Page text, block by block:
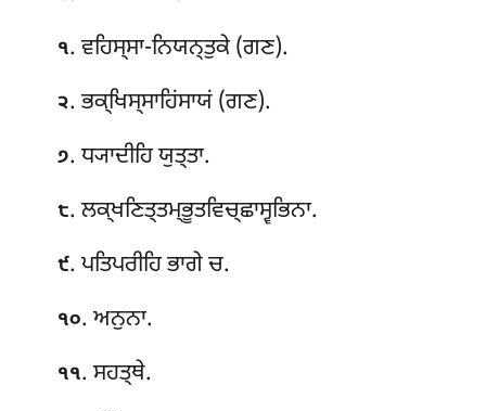
੧. ਵਹਿਸ੍ਸਾ-ਨਿਯਨ੍ਤੁਕੇ (ਗਣ).
੨. ਭਕ੍ਖਿਸ੍ਸਾਹਿਂਸਾਯਂ (ਗਣ).
੭. ਧ੍ਯਾਦੀਹਿ ਯੁਤ੍ਤਾ.
੮. ਲਕ੍ਖਣਿਤ੍ਤਮ੍ਭੂਤਵਿਚ੍ਛਾਸ੍ਵਭਿਨਾ.
੯. ਪਤਿਪਰੀਹਿ ਭਾਗੇ ਚ.
੧੦. ਅਨੁਨਾ.
੧੧. ਸਹਤ੍ਥੇ.